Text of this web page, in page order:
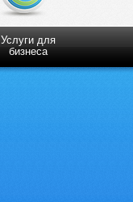
Услуги для
бизнеса